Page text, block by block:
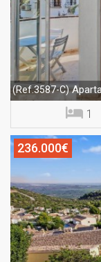
(Ref.3587-C)
1
236.000€